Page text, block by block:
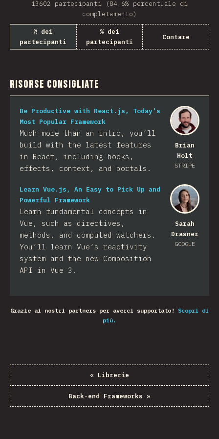
13602 partecipanti (84.6% percentuale di
completamento)
% dei
partecipanti
% dei
partecipanti
Contare
Risorse consigliate
Brian
Holt
STRIPE
Be Productive with React.js, Today's
Most Popular Framework
Much more than an intro, you’ll
build with the latest features
in React, including hooks,
effects, context, and portals.
Sarah
Drasner
GOOGLE
Learn Vue.js, An Easy to Pick Up and
Powerful Framework
Learn fundamental concepts in
Vue, such as directives,
methods, and computed watchers.
You’ll learn Vue’s reactivity
system and the new Composition
API in Vue 3.
Grazie ai nostri partners per averci supportato!
Scopri di
più.
« Librerie
Back-end Frameworks »